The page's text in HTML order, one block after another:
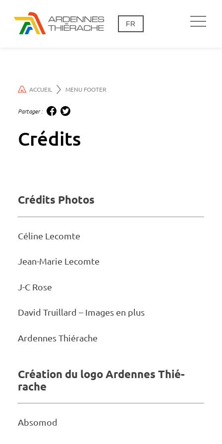
FR
ACCUEIL MENU FOOTER
Partager :
Crédits
Crédits Photos
Céline Lecomte
Jean-Marie Lecomte
J-C Rose
David Truillard – Images en plus
Ardennes Thié­­­rache
Créa­­tion du logo Ardennes Thié­­
rache
Abso­­mod